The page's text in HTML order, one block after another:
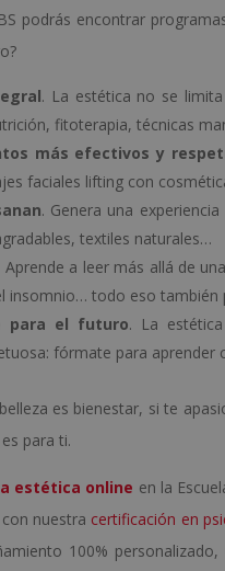
podrás encontrar
. La estética no se
fitoterapia, técnicas
más efectivos y
faciales lifting con
. Genera una
textiles naturales…
Aprende a leer más allá de
insomnio… todo eso también
para el futuro. La
fórmate para
es bienestar, si te
para ti.
estética online en la
con nuestra certificación en
100%